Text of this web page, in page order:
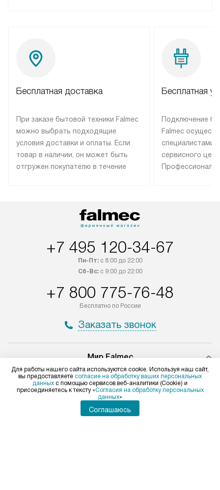
Бесплатная доставка
При заказе бытовой техники Falmec
можно выбрать подходящие
условия доставки и оплаты. Если
товар в наличии, он может быть
отгружен покупателю в течение
оплачивается дополнительно.
Возможна доставка товаров по
Бесплатная
Подключение
Falmec
специалистами
сервисного
+7 495 120-34-67
Пн-Пт:с 8:00 до 22:00
Сб-Вс:с 9:00 до 22:00
+7 800 775-76-48
Бесплатно по России
Заказать звонок
Мир Falmec
Доставка и оплата
Подключение
Кредит
Вопросы и ответы
Статьи и акции
Глоссарий
Видео
Виды установок
Технологии
Для работы нашего сайта используются cookie. Используя наш сайт,
вы предоставляете согласие на обработку ваших персональных
данных с помощью сервисов веб-аналитики (Cookie) и
присоединяетесь к тексту «Согласия на обработку персональных
данных»
Соглашаюсь